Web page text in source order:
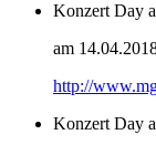
Konzert Day
am
http://
Konzert Day